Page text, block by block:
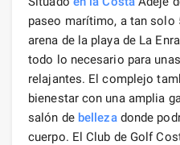
paseo marítimo, a tan solo
arena de la playa de La
todo lo necesario para
relajantes. El complejo
bienestar con una amplia
salón de bellezadonde
cuerpo. El Club de Golf